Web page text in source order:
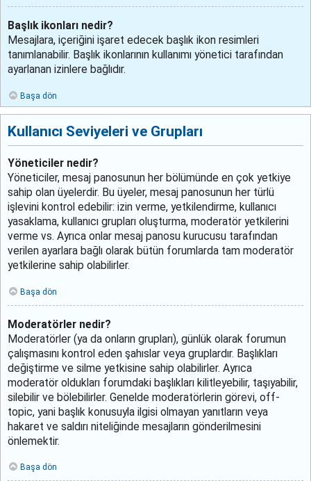
Başlık ikonları nedir?
Mesajlara, içeriğini işaret edecek başlık ikon resimleri
tanımlanabilir. Başlık ikonlarının kullanımı yönetici tarafından
ayarlanan izinlere bağlıdır.
Başa dön
Kullanıcı Seviyeleri ve Grupları
Yöneticiler nedir?
Yöneticiler, mesaj panosunun her bölümünde en çok yetkiye
sahip olan üyelerdir. Bu üyeler, mesaj panosunun her türlü
işlevini kontrol edebilir: izin verme, yetkilendirme, kullanıcı
yasaklama, kullanıcı grupları oluşturma, moderatör yetkilerini
verme vs. Ayrıca onlar mesaj panosu kurucusu tarafından
verilen ayarlara bağlı olarak bütün forumlarda tam moderatör
yetkilerine sahip olabilirler.
Başa dön
Moderatörler nedir?
Moderatörler (ya da onların grupları), günlük olarak forumun
çalışmasını kontrol eden şahıslar veya gruplardır. Başlıkları
değiştirme ve silme yetkisine sahip olabilirler. Ayrıca
moderatör oldukları forumdaki başlıkları kilitleyebilir, taşıyabilir,
silebilir ve bölebilirler. Genelde moderatörlerin görevi, off-
topic, yani başlık konusuyla ilgisi olmayan yanıtların veya
hakaret ve saldırı niteliğinde mesajların gönderilmesini
önlemektir.
Başa dön